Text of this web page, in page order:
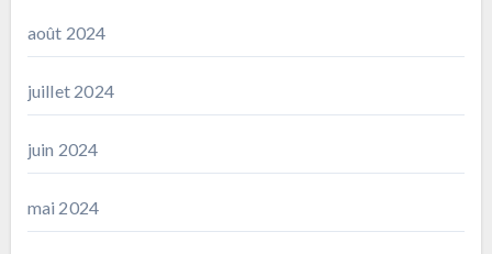
août 2024
juillet 2024
juin 2024
mai 2024